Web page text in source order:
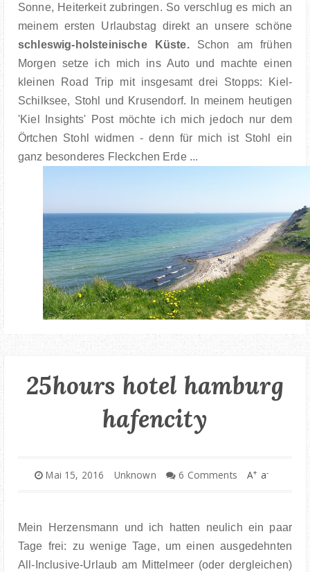
Sonne, Heiterkeit zubringen. So verschlug es mich an
meinem ersten Urlaubstag direkt an unsere schöne
schleswig-holsteinische Küste.Schon am frühen
Morgen setze ich mich ins Auto und machte einen
kleinen Road Trip mit insgesamt drei Stopps: Kiel-
Schilksee, Stohl und Krusendorf. In meinem heutigen
'Kiel Insights' Post möchte ich mich jedoch nur dem
Örtchen Stohl widmen - denn für mich ist Stohl ein
ganz besonderes Fleckchen Erde ...
25hours hotel hamburg
hafencity
Mai 15, 2016 Unknown 6 Comments A+ a-
Mein Herzensmann und ich hatten neulich ein paar
Tage frei: zu wenige Tage, um einen ausgedehnten
All-Inclusive-Urlaub am Mittelmeer (oder dergleichen)